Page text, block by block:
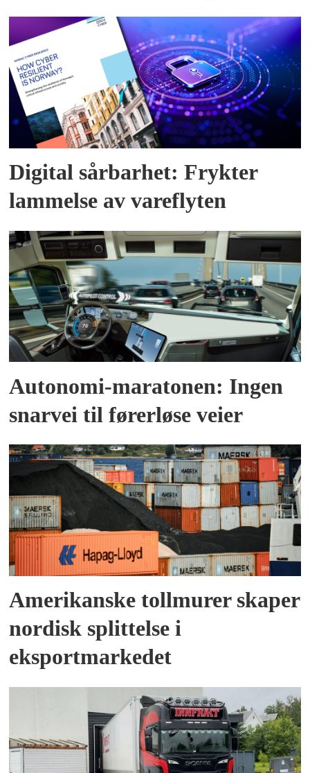
Digital sårbarhet: Frykter
lammelse av vareflyten
Autonomi-maratonen: Ingen
snarvei til førerløse veier
Amerikanske tollmurer skaper
nordisk splittelse i
eksportmarkedet